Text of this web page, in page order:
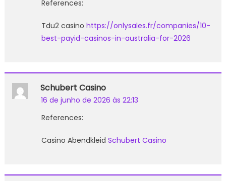
References:
Tdu2 casino https://onlysales.fr/companies/10-
best-payid-casinos-in-australia-for-2026
Schubert Casino
16 de junho de 2026 às 22:13
References:
Casino Abendkleid Schubert Casino